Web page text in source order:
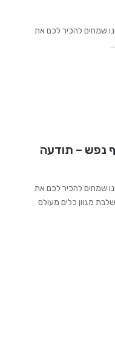
שמחים להכיר לכם את
נפש – תודעה
שמחים להכיר לכם את
מגוון כלים מעולם